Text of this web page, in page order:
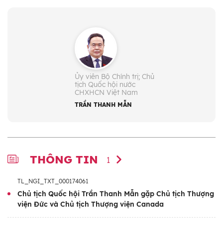
Ủy viên Bộ Chính trị; Chủ
tịch Quốc hội nước
CHXHCN Việt Nam
TRẦN THANH MẪN
THÔNG TIN 1
TL_NGI_TXT_000174061
Chủ tịch Quốc hội Trần Thanh Mẫn gặp Chủ tịch Thượng
viện Đức và Chủ tịch Thượng viện Canada